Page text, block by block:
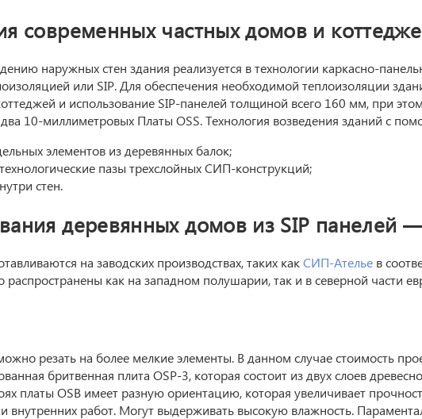
современных частных домов и
наружных стен здания реализуется в технологии каркасно-
или SIP. Для обеспечения необходимой теплоизоляции
и использование SIP-панелей толщиной всего 160 мм, при
10-миллиметровых Платы OSS. Технология возведения зданий с
элементов из деревянных балок;
пазы трехслойных СИП-конструкций;
стен.
деревянных домов из SIP панелей
на заводских производствах, таких какСИП-Ателье в
как на западном полушарии, так и в северной части
резать на более мелкие элементы. В данном случае стоимость
бритвенная плита OSP-3, которая состоит из двух слоев
платы OSB имеет разную ориентацию, которая увеличивает
внутренних работ. Могут выдерживать высокую влажность.